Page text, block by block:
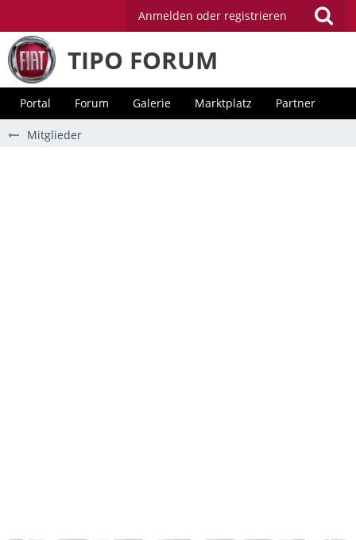
Anmelden oder registrieren
TIPO FORUM
Portal Forum Galerie Marktplatz Partner
Mitglieder